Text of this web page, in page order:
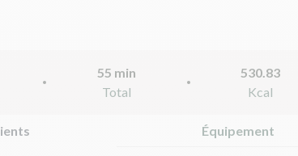
55 min
Total
530.83
Kcal
Équipement